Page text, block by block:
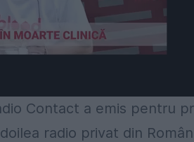
Contact a emis pentru
radio privat din